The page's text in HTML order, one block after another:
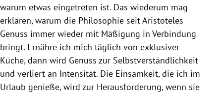
warum etwas eingetreten ist. Das wiederum mag
erklären, warum die Philosophie seit Aristoteles
Genuss immer wieder mit Mäßigung in Verbindung
bringt. Ernähre ich mich täglich von exklusiver
Küche, dann wird Genuss zur Selbstverständlichkeit
und verliert an Intensität. Die Einsamkeit, die ich im
Urlaub genieße, wird zur Herausforderung, wenn sie